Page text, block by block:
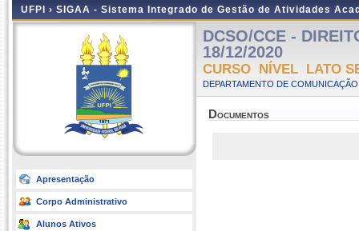
UFPI › SIGAA - Sistema Integrado de Gestão de Atividades
Apresentação
Corpo Administrativo
Alunos Ativos
DCSO/CCE -
18/12/2020
CURSO NÍVEL LATO
DEPARTAMENTO DE
Documentos